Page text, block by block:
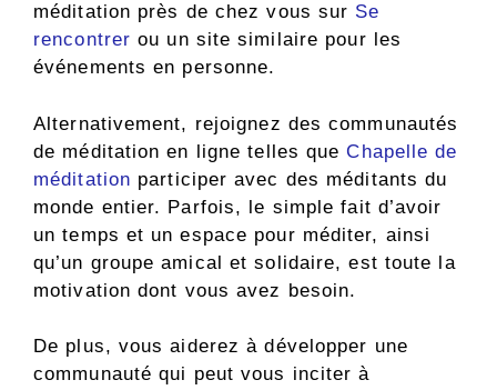
méditation près de chez vous sur Se
rencontrer ou un site similaire pour les
événements en personne.
Alternativement, rejoignez des communautés
de méditation en ligne telles queChapelle de
méditation participer avec des méditants du
monde entier. Parfois, le simple fait d’avoir
un temps et un espace pour méditer, ainsi
qu’un groupe amical et solidaire, est toute la
motivation dont vous avez besoin.
De plus, vous aiderez à développer une
communauté qui peut vous inciter à